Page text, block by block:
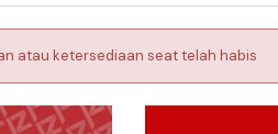
atau ketersediaan seat telah habis